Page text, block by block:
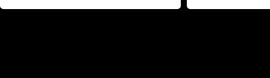
Pottera přišla s ráznou
přichází s